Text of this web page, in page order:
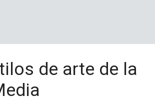
de arte de la